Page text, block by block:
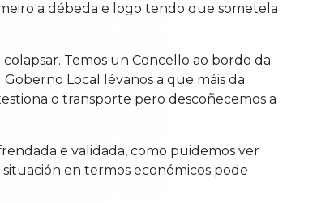
a débeda e logo tendo que sometela
Temos un Concello ao bordo da
Local lévanos a que máis da
o transporte pero descoñecemos a
e validada, como puidemos ver
en termos económicos pode